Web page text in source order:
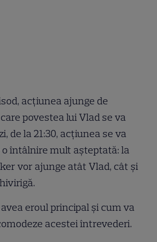
acțiunea ajunge de
povestea lui Vlad se va
de la 21:30, acțiunea se va
întâlnire mult așteptată: la
vor ajunge atât Vlad, cât și
eroul principal și cum va
acestei întrevederi.